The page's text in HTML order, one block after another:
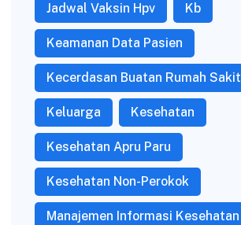
Jadwal Vaksin Hpv Kb
Keamanan Data Pasien
Kecerdasan Buatan Rumah Sakit
Keluarga Kesehatan
Kesehatan Apru Paru
Kesehatan Non-Perokok
Manajemen Informasi Kesehatan